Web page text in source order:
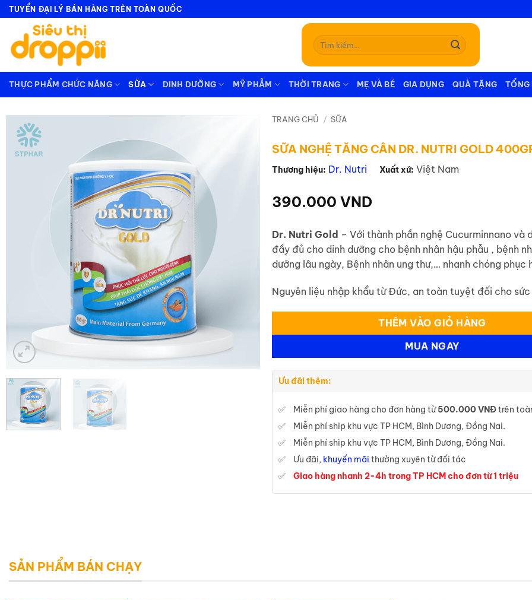
Bỏ
qua
dung
TUYỂN ĐẠI LÝ BÁN HÀNG TRÊN TOÀN QUỐC
Tìm
kiếm:
THỰC PHẨM CHỨC NĂNG SỮA DINH DƯỠNG MỸ PHẪM THỜI TRANG MẸ VÀ BÉ GIA DỤNG QUÀ TẶNG TỔNG
TRANG CHỦ / SỮA
SỮA NGHỆ TĂNG CÂN DR. NUTRI GOLD
Thương hiệu: Dr. Nutri Xuất xứ: Việt Nam
390.000 VND
Dr. Nutri Gold – Với thành phần nghệ Cucurminnano và
đầy đủ cho dinh dưỡng cho bệnh nhân hậu phẫu , bệnh
dưỡng lâu ngày, Bệnh nhân ung thư,… nhanh chóng phục
Nguyên liệu nhập khẩu từ Đức, an toàn tuyệt đối cho sức
THÊM VÀO GIỎ HÀNG
MUA NGAY
Ưu đãi thêm:
Miễn phí giao hàng cho đơn hàng từ500.000 VNĐtrên
Miễn phí ship khu vực TP HCM, Bình Dương, Đồng Nai.
Miễn phí ship khu vực TP HCM, Bình Dương, Đồng Nai.
Ưu đãi, khuyến mãi thường xuyên từ đối tác
Giao hàng nhanh 2-4h trong TP HCM cho đơn từ 1 triệu
SẢN PHẨM BÁN CHẠY